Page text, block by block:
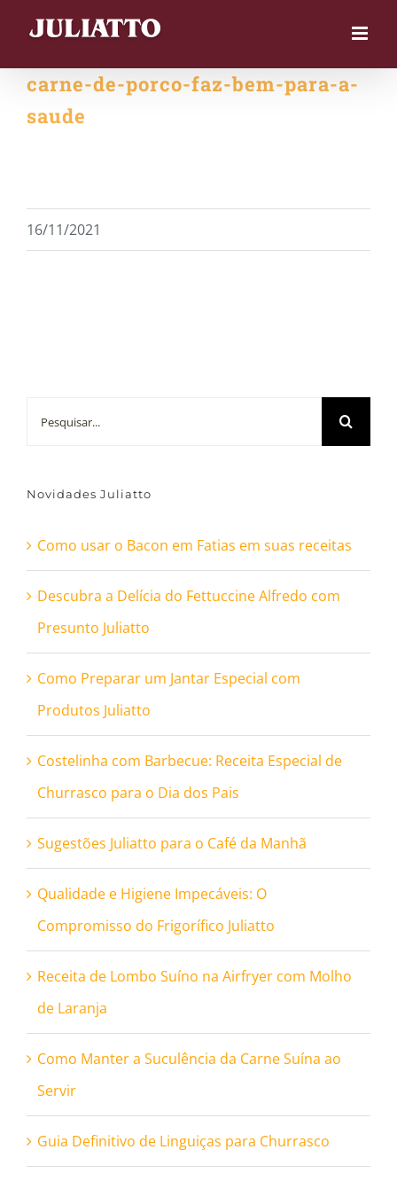
contentcarne-de-porco-faz-bem-para-a-
saude
16/11/2021
Novidades Juliatto
Como usar o Bacon em Fatias em suas receitas
Descubra a Delícia do Fettuccine Alfredo com
Presunto Juliatto
Como Preparar um Jantar Especial com
Produtos Juliatto
Costelinha com Barbecue: Receita Especial de
Churrasco para o Dia dos Pais
Sugestões Juliatto para o Café da Manhã
Qualidade e Higiene Impecáveis: O
Compromisso do Frigorífico Juliatto
Receita de Lombo Suíno na Airfryer com Molho
de Laranja
Como Manter a Suculência da Carne Suína ao
Servir
Guia Definitivo de Linguiças para Churrasco